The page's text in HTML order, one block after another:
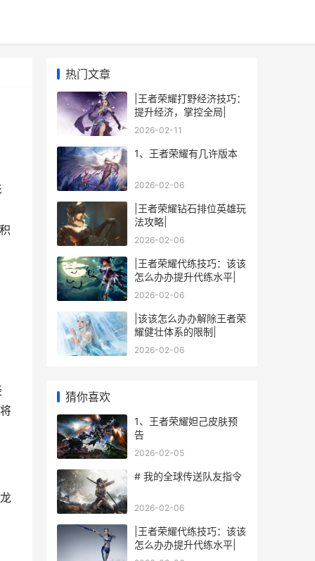
热门文章
|王者荣耀打野经济技巧：
提升经济，掌控全局|
2026-02-11
1、王者荣耀有几许版本
2026-02-06
|王者荣耀钻石排位英雄玩
法攻略|
2026-02-06
|王者荣耀代练技巧：该该
怎么办办提升代练水平|
2026-02-06
|该该怎么办办解除王者荣
耀健壮体系的限制|
2026-02-06
猜你喜欢
1、王者荣耀妲己皮肤预
告
2026-02-05
# 我的全球传送队友指令
2026-02-06
|王者荣耀代练技巧：该该
怎么办办提升代练水平|